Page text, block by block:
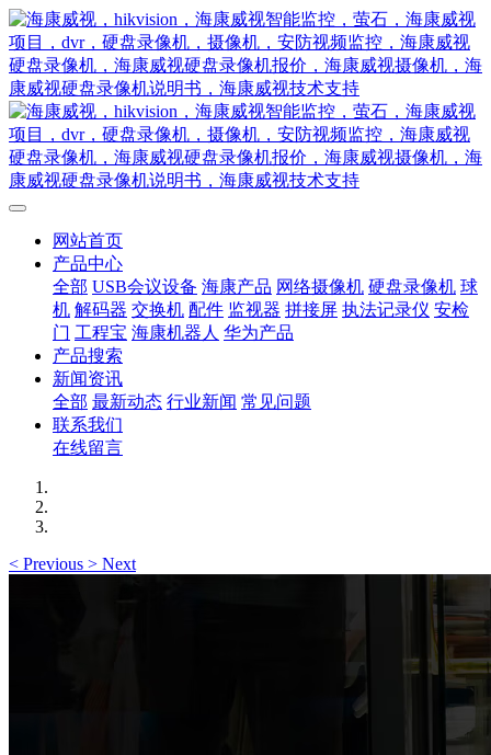
网站首页
产品中心
全部 USB会议设备 海康产品 网络摄像机 硬盘录像机 球
机 解码器 交换机 配件 监视器 拼接屏 执法记录仪 安检
门 工程宝 海康机器人 华为产品
产品搜索
新闻资讯
全部 最新动态 行业新闻 常见问题
联系我们
在线留言
< Previous > Next